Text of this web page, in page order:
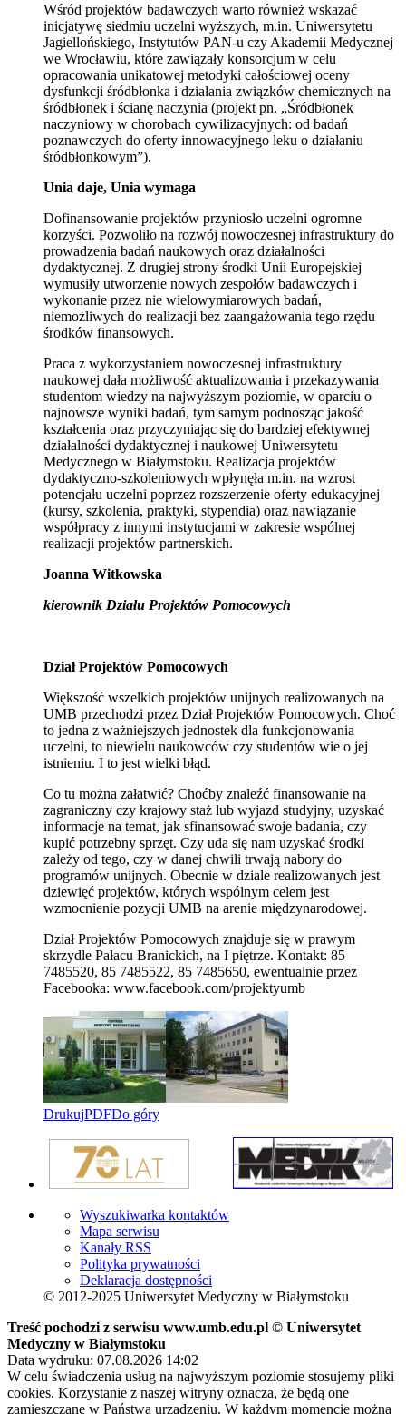
Wśród projektów badawczych warto również wskazać
inicjatywę siedmiu uczelni wyższych, m.in. Uniwersytetu
Jagiellońskiego, Instytutów PAN-u czy Akademii Medycznej
we Wrocławiu, które zawiązały konsorcjum w celu
opracowania unikatowej metodyki całościowej oceny
dysfunkcji śródbłonka i działania związków chemicznych na
śródbłonek i ścianę naczynia (projekt pn. „Śródbłonek
naczyniowy w chorobach cywilizacyjnych: od badań
poznawczych do oferty innowacyjnego leku o działaniu
śródbłonkowym”).
Unia daje, Unia wymaga
Dofinansowanie projektów przyniosło uczelni ogromne
korzyści. Pozwoliło na rozwój nowoczesnej infrastruktury do
prowadzenia badań naukowych oraz działalności
dydaktycznej. Z drugiej strony środki Unii Europejskiej
wymusiły utworzenie nowych zespołów badawczych i
wykonanie przez nie wielowymiarowych badań,
niemożliwych do realizacji bez zaangażowania tego rzędu
środków finansowych.
Praca z wykorzystaniem nowoczesnej infrastruktury
naukowej dała możliwość aktualizowania i przekazywania
studentom wiedzy na najwyższym poziomie, w oparciu o
najnowsze wyniki badań, tym samym podnosząc jakość
kształcenia oraz przyczyniając się do bardziej efektywnej
działalności dydaktycznej i naukowej Uniwersytetu
Medycznego w Białymstoku. Realizacja projektów
dydaktyczno-szkoleniowych wpłynęła m.in. na wzrost
potencjału uczelni poprzez rozszerzenie oferty edukacyjnej
(kursy, szkolenia, praktyki, stypendia) oraz nawiązanie
współpracy z innymi instytucjami w zakresie wspólnej
realizacji projektów partnerskich.
Joanna Witkowska
kierownik Działu Projektów Pomocowych
Dział Projektów Pomocowych
Większość wszelkich projektów unijnych realizowanych na
UMB przechodzi przez Dział Projektów Pomocowych. Choć
to jedna z ważniejszych jednostek dla funkcjonowania
uczelni, to niewielu naukowców czy studentów wie o jej
istnieniu. I to jest wielki błąd.
Co tu można załatwić? Choćby znaleźć finansowanie na
zagraniczny czy krajowy staż lub wyjazd studyjny, uzyskać
informacje na temat, jak sfinansować swoje badania, czy
kupić potrzebny sprzęt. Czy uda się nam uzyskać środki
zależy od tego, czy w danej chwili trwają nabory do
programów unijnych. Obecnie w dziale realizowanych jest
dziewięć projektów, których wspólnym celem jest
wzmocnienie pozycji UMB na arenie międzynarodowej.
Dział Projektów Pomocowych znajduje się w prawym
skrzydle Pałacu Branickich, na I piętrze. Kontakt: 85
7485520, 85 7485522, 85 7485650, ewentualnie przez
Facebooka: www.facebook.com/projektyumb
DrukujPDFDo góry
Wyszukiwarka kontaktów
Mapa serwisu
Kanały RSS
Polityka prywatności
Deklaracja dostępności
© 2012-2025 Uniwersytet Medyczny w Białymstoku
Treść pochodzi z serwisu www.umb.edu.pl © Uniwersytet
Medyczny w Białymstoku
Data wydruku: 07.08.2026 14:02
W celu świadczenia usług na najwyższym poziomie stosujemy pliki
cookies. Korzystanie z naszej witryny oznacza, że będą one
zamieszczane w Państwa urządzeniu. W każdym momencie można